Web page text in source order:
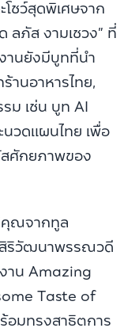
ชว์สุดพิเศษจาก
ลภัส งามเชวง” ที่
านยังมีบูทที่นำ
านอาหารไทย,
ม เช่น บูท AI
วดแผนไทย เพื่อ
สศักยภาพของ
คุณจากทูล
ริวัฒนาพรรณวดี
าน Amazing
Taste of
มทรงสาธิตการ